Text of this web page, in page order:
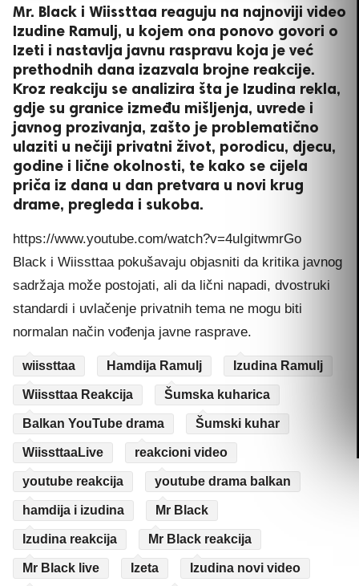
Mr. Black i Wiissttaa reaguju na najnoviji video
Izudine Ramulj, u kojem ona ponovo govori o
Izeti i nastavlja javnu raspravu koja je već
prethodnih dana izazvala brojne reakcije.
Kroz reakciju se analizira šta je Izudina rekla,
gdje su granice između mišljenja, uvrede i
javnog prozivanja, zašto je problematično
ulaziti u nečiji privatni život, porodicu, djecu,
godine i lične okolnosti, te kako se cijela
priča iz dana u dan pretvara u novi krug
drame, pregleda i sukoba.
https://www.youtube.com/watch?v=4uIgitwmrGo
Black i Wiissttaa pokušavaju objasniti da kritika javnog
sadržaja može postojati, ali da lični napadi, dvostruki
standardi i uvlačenje privatnih tema ne mogu biti
normalan način vođenja javne rasprave.
wiissttaa Hamdija Ramulj Izudina Ramulj
Wiissttaa Reakcija Šumska kuharica
Balkan YouTube drama Šumski kuhar
WiissttaaLive reakcioni video
youtube reakcija youtube drama balkan
hamdija i izudina Mr Black
Izudina reakcija Mr Black reakcija
Mr Black live Izeta Izudina novi video